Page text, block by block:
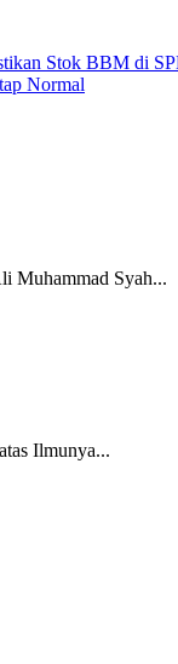
Stok BBM di
Normal
Muhammad Syah...
Ilmunya...